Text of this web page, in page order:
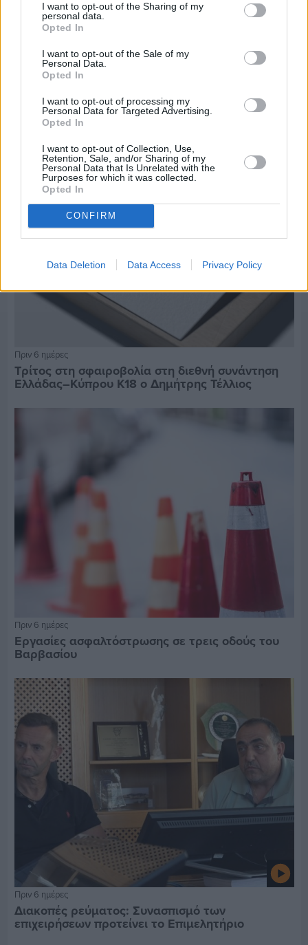
I want to opt-out of the Sharing of my
personal data.
Opted In
I want to opt-out of the Sale of my
Personal Data.
Opted In
I want to opt-out of processing my
Personal Data for Targeted Advertising.
Opted In
I want to opt-out of Collection, Use,
Retention, Sale, and/or Sharing of my
Personal Data that Is Unrelated with the
Purposes for which it was collected.
Opted In
CONFIRM
Data Deletion Data Access Privacy Policy
Πριν 6 ημέρες
Μία μικρή αλλά αναγκαία ανάπαυλα για την
ομάδα του «Πολίτη»
Πριν 6 ημέρες
Τρίτος στη σφαιροβολία στη διεθνή συνάντηση
Ελλάδας–Κύπρου Κ18 ο Δημήτρης Τέλλιος
Πριν 6 ημέρες
Εργασίες ασφαλτόστρωσης σε τρεις οδούς του
Βαρβασίου
Πριν 6 ημέρες
Διακοπές ρεύματος: Συνασπισμό των
επιχειρήσεων προτείνει το Επιμελητήριο